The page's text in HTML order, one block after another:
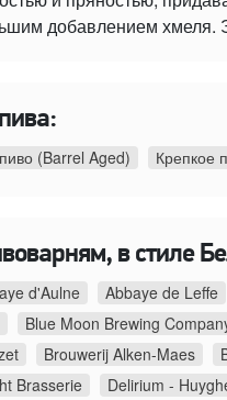
добавлением
(Barrel Aged) Крепкое
в стиле
d'Aulne Abbaye de Leffe
Blue Moon Brewing
Brouwerij Alken-Maes
Brasserie
Delirium -